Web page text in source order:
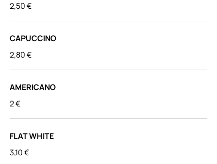
2,50 €
CAPUCCINO
2,80 €
AMERICANO
2 €
FLAT WHITE
3,10 €